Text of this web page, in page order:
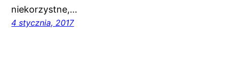
niekorzystne,…
4 stycznia, 2017